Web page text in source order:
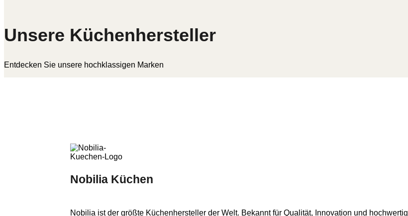
Unsere Küchenhersteller
Entdecken Sie unsere hochklassigen Marken
Nobilia Küchen
Nobilia ist der größte Küchenhersteller der Welt. Bekannt für Qualität, Innovation und